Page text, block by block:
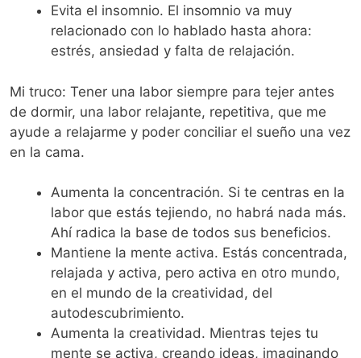
Evita el insomnio. El insomnio va muy
relacionado con lo hablado hasta ahora:
estrés, ansiedad y falta de relajación.
Mi truco: Tener una labor siempre para tejer antes
de dormir, una labor relajante, repetitiva, que me
ayude a relajarme y poder conciliar el sueño una vez
en la cama.
Aumenta la concentración. Si te centras en la
labor que estás tejiendo, no habrá nada más.
Ahí radica la base de todos sus beneficios.
Mantiene la mente activa. Estás concentrada,
relajada y activa, pero activa en otro mundo,
en el mundo de la creatividad, del
autodescubrimiento.
Aumenta la creatividad. Mientras tejes tu
mente se activa, creando ideas, imaginando